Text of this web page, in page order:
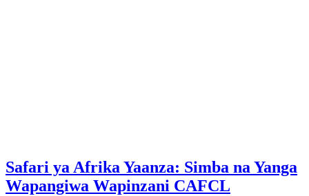
Safari ya Afrika Yaanza: Simba na Yanga
Wapangiwa Wapinzani CAFCL